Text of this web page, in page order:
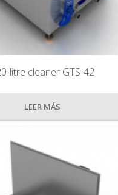
litre cleaner GTS-42
LEER MÁS